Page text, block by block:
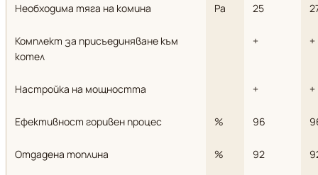
Необходима тяга на комина Pa 25
Комплект за присъединяване към
котел
+ +
Настройка на мощността + +
Ефективност горивен процес % 96
Отдадена топлина % 92